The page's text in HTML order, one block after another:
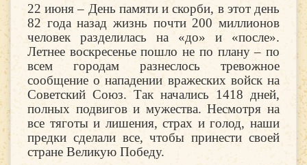
22 июня – День памяти и скорби, в этот день
82 года назад жизнь почти 200 миллионов
человек разделилась на «до» и «после».
Летнее воскресенье пошло не по плану – по
всем городам разнеслось тревожное
сообщение о нападении вражеских войск на
Советский Союз. Так начались 1418 дней,
полных подвигов и мужества. Несмотря на
все тяготы и лишения, страх и голод, наши
предки сделали все, чтобы принести своей
стране Великую Победу.